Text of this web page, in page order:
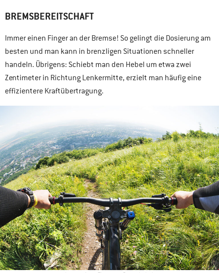
BREMSBEREITSCHAFT
Immer einen Finger an der Bremse! So gelingt die Dosierung am
besten und man kann in brenzligen Situationen schneller
handeln. Übrigens: Schiebt man den Hebel um etwa zwei
Zentimeter in Richtung Lenkermitte, erzielt man häufig eine
effizientere Kraftübertragung.